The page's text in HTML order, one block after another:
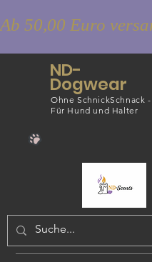
Ab 50,00 Euro
ND-
Dogwear
Ohne SchnickSchnack -
Für Hund und Halter